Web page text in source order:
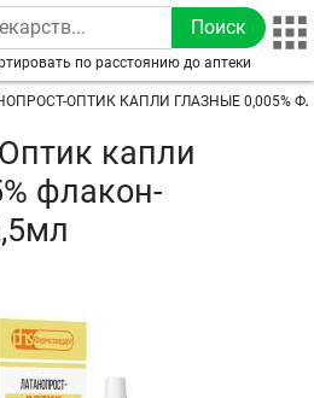
по расстоянию до аптеки
ОПТИК КАПЛИ ГЛАЗНЫЕ 0,005%
капли
флакон-